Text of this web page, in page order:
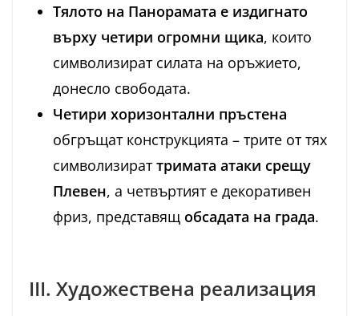
Тялото на Панорамата е издигнато
върху четири огромни щика, които
символизират силата на оръжието,
донесло свободата.
Четири хоризонтални пръстена
обгръщат конструкцията – трите от тях
символизираттримата атаки срещу
Плевен, а четвъртият е декоративен
фриз, представящ обсадата на града.
III. Художествена реализация